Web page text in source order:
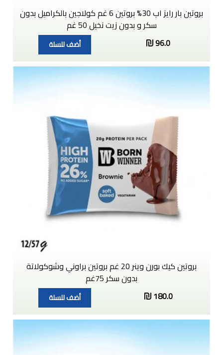
بروتين بار رايز اب 30% بروتين 6 غم كولاجين بالكراميل بدون
سكر و بدون زيت نخيل 50 غم
96.0
أضف للسلة
بروتين كيك بورن وينر 20 غم بروتين براوني وشوكولاتة
بدون سكر 75غم
180.0
أضف للسلة